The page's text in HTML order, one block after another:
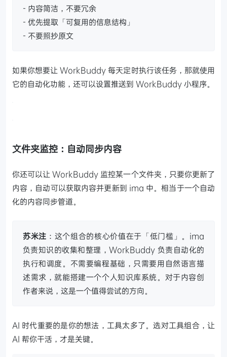
- 内容简洁，不要冗余
- 优先提取「可复用的信息结构」
- 不要照抄原文
如果你想要让 WorkBuddy 每天定时执行该任务，那就使用
它的自动化功能，还可以设置推送到 WorkBuddy 小程序。
文件夹监控：自动同步内容
你还可以让 WorkBuddy 监控某一个文件夹，只要你更新了
内容，自动可以获取内容并更新到 ima 中。相当于一个自动
化的内容同步管道。
苏米注 ：这个组合的核心价值在于「低门槛」。ima
负责知识的收集和整理，WorkBuddy 负责自动化的
执行和调度。不需要编程基础，只需要用自然语言描
述需求，就能搭建一个个人知识库系统。对于内容创
作者来说，这是一个值得尝试的方向。
AI 时代重要的是你的想法，工具太多了。选对工具组合，让
AI 帮你干活，才是关键。